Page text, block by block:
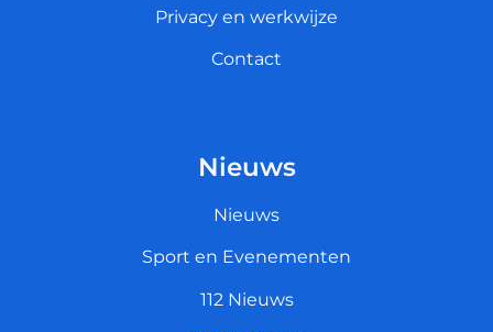
Privacy en werkwijze
Contact
Nieuws
Nieuws
Sport en Evenementen
112 Nieuws